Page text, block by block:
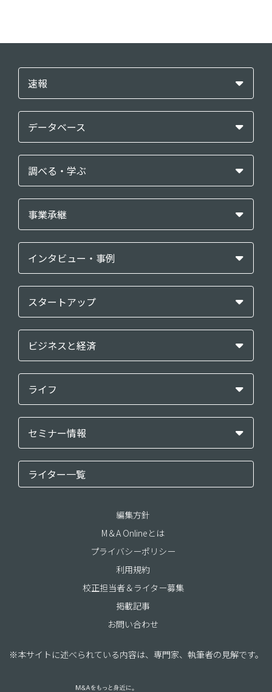
速報
データベース
調べる・学ぶ
事業承継
インタビュー・事例
スタートアップ
ビジネスと経済
ライフ
セミナー情報
ライター一覧
編集方針
M＆A Onlineとは
プライバシーポリシー
利用規約
校正担当者＆ライター募集
掲載記事
お問い合わせ
※本サイトに述べられている内容は、専門家、執筆者の見解です。